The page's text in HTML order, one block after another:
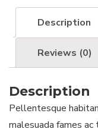
Description
Reviews (0)
Description
Pellentesque
malesuada fames